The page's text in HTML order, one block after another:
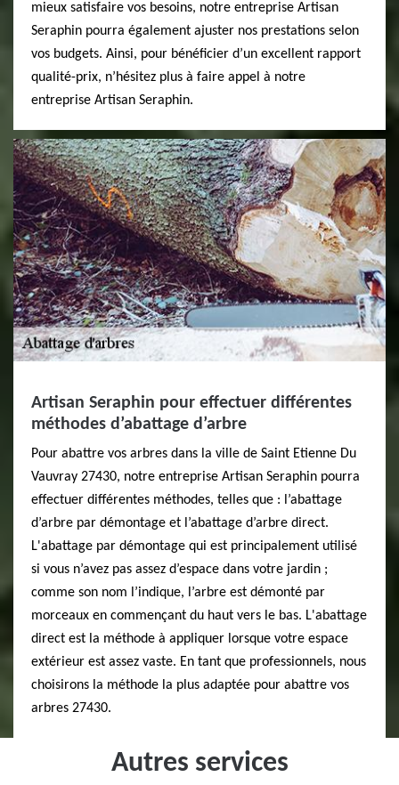
mieux satisfaire vos besoins, notre entreprise Artisan
Seraphin pourra également ajuster nos prestations selon
vos budgets. Ainsi, pour bénéficier d’un excellent rapport
qualité-prix, n’hésitez plus à faire appel à notre
entreprise Artisan Seraphin.
Artisan Seraphin pour effectuer différentes
méthodes d’abattage d’arbre
Pour abattre vos arbres dans la ville de Saint Etienne Du
Vauvray 27430, notre entreprise Artisan Seraphin pourra
effectuer différentes méthodes, telles que : l’abattage
d’arbre par démontage et l’abattage d’arbre direct.
L'abattage par démontage qui est principalement utilisé
si vous n’avez pas assez d’espace dans votre jardin ;
comme son nom l’indique, l’arbre est démonté par
morceaux en commençant du haut vers le bas. L'abattage
direct est la méthode à appliquer lorsque votre espace
extérieur est assez vaste. En tant que professionnels, nous
choisirons la méthode la plus adaptée pour abattre vos
arbres 27430.
Autres services